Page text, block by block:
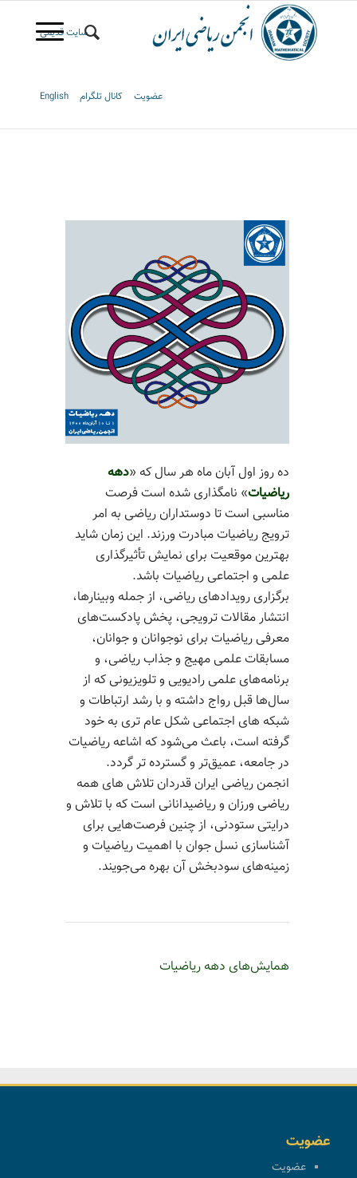
سایت قدیمی
عضویت کانال تلگرام English
ده روز اول آبان ماه هر سال که «دهه
ریاضیات» نامگذاری شده است فرصت
مناسبی است تا دوستداران ریاضی‌ به امر
ترویج ریاضیات مبادرت ورزند. این زمان شاید
بهترین موقعیت برای نمایش تأثیرگذاری
علمی و اجتماعی ریاضیات باشد.
برگزاری رویدادهای ریاضی، از جمله وبینارها،
انتشار مقالات ترویجی، پخش پادکست‌های
معرفی ریاضیات برای نوجوانان و جوانان،
مسابقات علمی مهیج و جذاب ریاضی، و
برنامه‌های علمی رادیویی و تلویزیونی که از
سال‌ها قبل رواج داشته و با رشد ارتباطات و
شبکه های اجتماعی شکل عام تری به خود
گرفته است، باعث می‌شود که اشاعه ریاضیات
در جامعه، عمیق‌تر و گسترده تر گردد.
انجمن ریاضی ایران قدردان تلاش های همه
ریاضی ورزان و ریاضیدانانی است که با تلاش و
درایتی ستودنی، از چنین فرصت‌هایی برای
آشناسازی نسل جوان با اهمیت ریاضیات و
زمینه‌های سودبخش آن بهره می‌جویند.
همایش‌های دهه ریاضیات
عضویت
عضویت